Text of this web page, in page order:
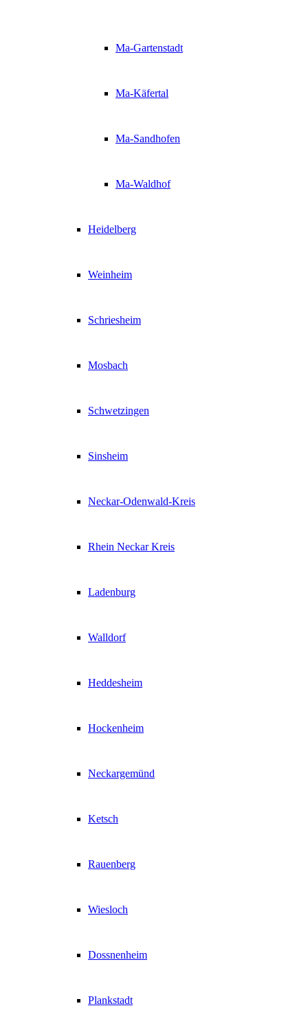
Ma-Gartenstadt
Ma-Käfertal
Ma-Sandhofen
Ma-Waldhof
Heidelberg
Weinheim
Schriesheim
Mosbach
Schwetzingen
Sinsheim
Neckar-Odenwald-Kreis
Rhein Neckar Kreis
Ladenburg
Walldorf
Heddesheim
Hockenheim
Neckargemünd
Ketsch
Rauenberg
Wiesloch
Dossnenheim
Plankstadt